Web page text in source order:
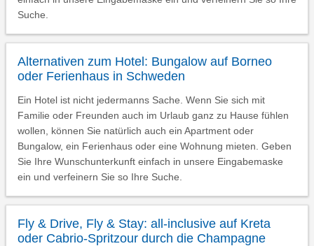
Suche.
Alternativen zum Hotel: Bungalow auf Borneo
oder Ferienhaus in Schweden
Ein Hotel ist nicht jedermanns Sache. Wenn Sie sich mit
Familie oder Freunden auch im Urlaub ganz zu Hause fühlen
wollen, können Sie natürlich auch ein Apartment oder
Bungalow, ein Ferienhaus oder eine Wohnung mieten. Geben
Sie Ihre Wunschunterkunft einfach in unsere Eingabemaske
ein und verfeinern Sie so Ihre Suche.
Fly & Drive, Fly & Stay: all-inclusive auf Kreta
oder Cabrio-Spritzour durch die Champagne